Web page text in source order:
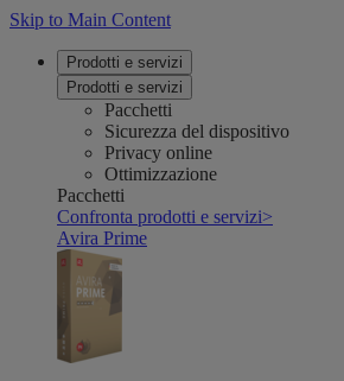
Skip to Main Content
Prodotti e servizi
Prodotti e servizi
Pacchetti
Sicurezza del dispositivo
Privacy online
Ottimizzazione
Pacchetti
Confronta prodotti e servizi>
Avira Prime